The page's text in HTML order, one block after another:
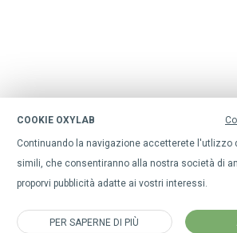
COOKIE OXYLAB
Continuando la navigazione accetterete l'utlizzo
simili, che consentiranno alla nostra società di
proporvi pubblicità adatte ai vostri interessi.
PER SAPERNE DI PIÙ